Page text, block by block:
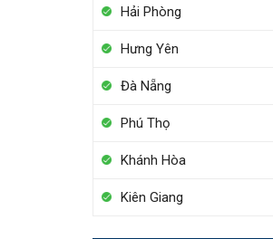
Hải Phòng
Hưng Yên
Đà Nẵng
Phú Thọ
Khánh Hòa
Kiên Giang